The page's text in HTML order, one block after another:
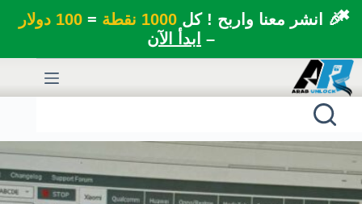
🎉 انشر معنا واربح ! كل1000 نقطة =100 دولار
– ابدأ الآن
✖
التجاوز
إلى
المحتوى